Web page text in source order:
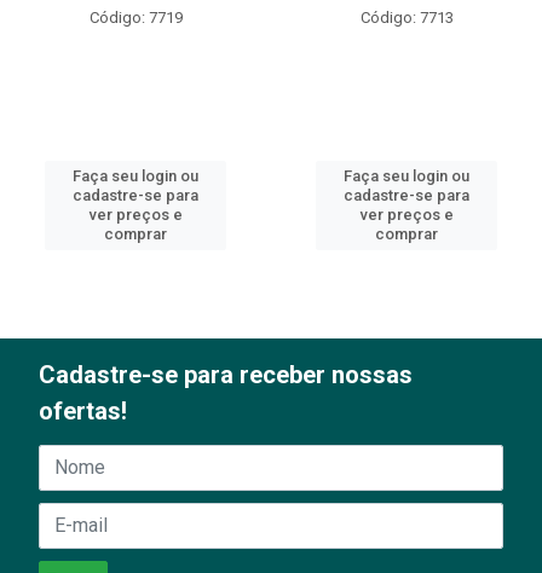
Código: 7719
Faça seu login ou
cadastre-se para
ver preços e
comprar
Código: 7713
Faça seu login ou
cadastre-se para
ver preços e
comprar
Cadastre-se para receber nossas
ofertas!